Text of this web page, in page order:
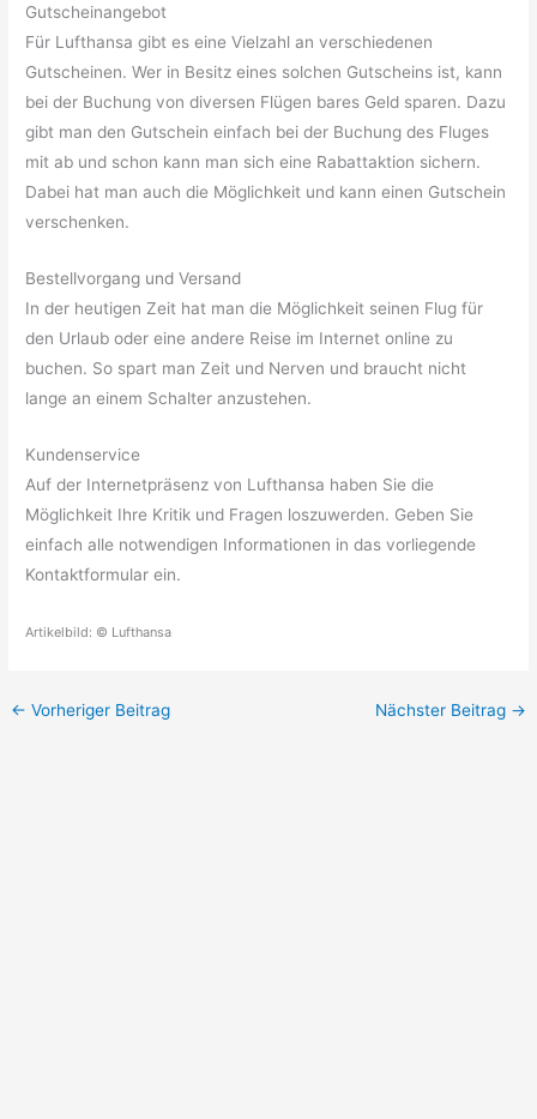
Gutscheinangebot
Für Lufthansa gibt es eine Vielzahl an verschiedenen
Gutscheinen. Wer in Besitz eines solchen Gutscheins ist, kann
bei der Buchung von diversen Flügen bares Geld sparen. Dazu
gibt man den Gutschein einfach bei der Buchung des Fluges
mit ab und schon kann man sich eine Rabattaktion sichern.
Dabei hat man auch die Möglichkeit und kann einen Gutschein
verschenken.
Bestellvorgang und Versand
In der heutigen Zeit hat man die Möglichkeit seinen Flug für
den Urlaub oder eine andere Reise im Internet online zu
buchen. So spart man Zeit und Nerven und braucht nicht
lange an einem Schalter anzustehen.
Kundenservice
Auf der Internetpräsenz von Lufthansa haben Sie die
Möglichkeit Ihre Kritik und Fragen loszuwerden. Geben Sie
einfach alle notwendigen Informationen in das vorliegende
Kontaktformular ein.
Artikelbild: © Lufthansa
← Vorheriger Beitrag Nächster Beitrag →